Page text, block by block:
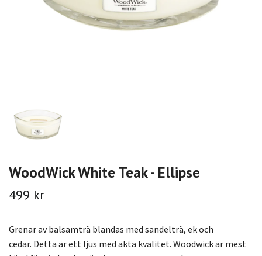
WoodWick White Teak - Ellipse
499 kr
Grenar av balsamträ blandas med sandelträ, ek och
cedar. Detta är ett ljus med äkta kvalitet. Woodwick är mest